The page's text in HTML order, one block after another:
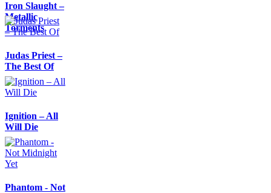
Iron Slaught –
Metallic
Torments
Judas Priest –
The Best Of
Ignition – All
Will Die
Phantom - Not